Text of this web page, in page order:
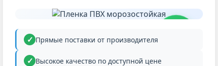
Прямые поставки от производителя
Высокое качество по доступной цене